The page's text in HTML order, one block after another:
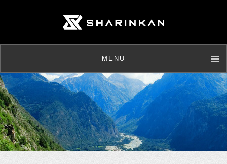
MENU
店舗情報
取扱商品
メンテナンス